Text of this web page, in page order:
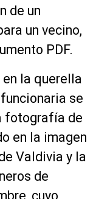
de un
un vecino,
PDF.
la querella
se
fotografía de
en la imagen
Valdivia y la
de
cuyo